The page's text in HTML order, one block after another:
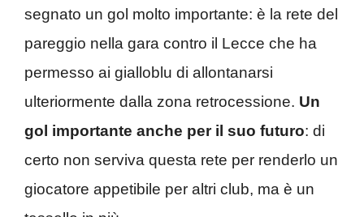
segnato un gol molto importante: è la rete del
pareggio nella gara contro il Lecce che ha
permesso ai gialloblu di allontanarsi
ulteriormente dalla zona retrocessione. Un
gol importante anche per il suo futuro: di
certo non serviva questa rete per renderlo un
giocatore appetibile per altri club, ma è un